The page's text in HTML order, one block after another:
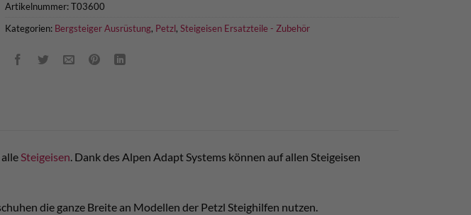
Artikelnummer:T03600
Kategorien: Bergsteiger Ausrüstung, Petzl, Steigeisen Ersatzteile - Zubehör
Steigeisen. Dank des Alpen Adapt Systems können auf allen Steigeisen
die ganze Breite an Modellen der Petzl Steighilfen nutzen.